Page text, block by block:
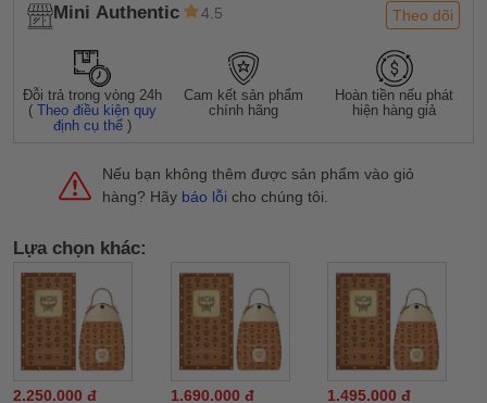
Mini Authentic 4.5 Theo dõi
Đỗi trả trong vòng 24h
(Theo điều kiện quy
định cụ thể )
Cam kết sản phẩm
chính hãng
Hoàn tiền nếu phát
hiện hàng giả
Nếu bạn không thêm được sản phẩm vào giỏ
hàng? Hãy báo lỗi cho chúng tôi.
Lựa chọn khác:
2.250.000 đ 1.690.000 đ 1.495.000 đ